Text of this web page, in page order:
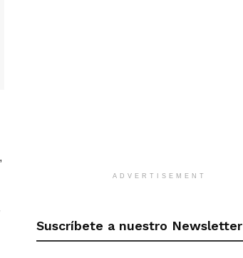
,
ADVERTISEMENT
Suscríbete a nuestro Newsletter